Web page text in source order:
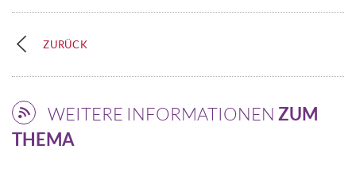
ZURÜCK
WEITERE INFORMATIONEN ZUM
THEMA